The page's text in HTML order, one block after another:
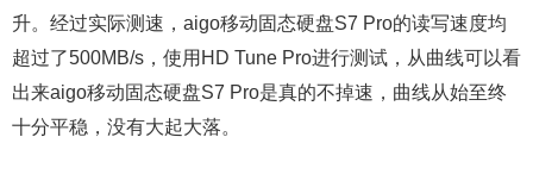
升。经过实际测速，aigo移动固态硬盘S7 Pro的读写速度均
超过了500MB/s，使用HD Tune Pro进行测试，从曲线可以看
出来aigo移动固态硬盘S7 Pro是真的不掉速，曲线从始至终
十分平稳，没有大起大落。